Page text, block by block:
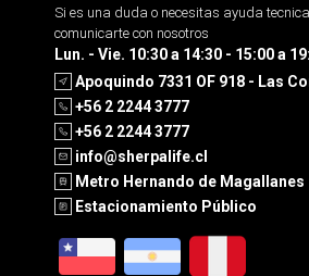
Si es una duda o necesitas ayuda
comunicarte con nosotros
Lun. - Vie. 10:30 a 14:30 - 15:00 a
Apoquindo 7331 OF 918 - Las
+56 2 2244 3777
+56 2 2244 3777
info@sherpalife.cl
Metro Hernando de Magallanes
Estacionamiento Público